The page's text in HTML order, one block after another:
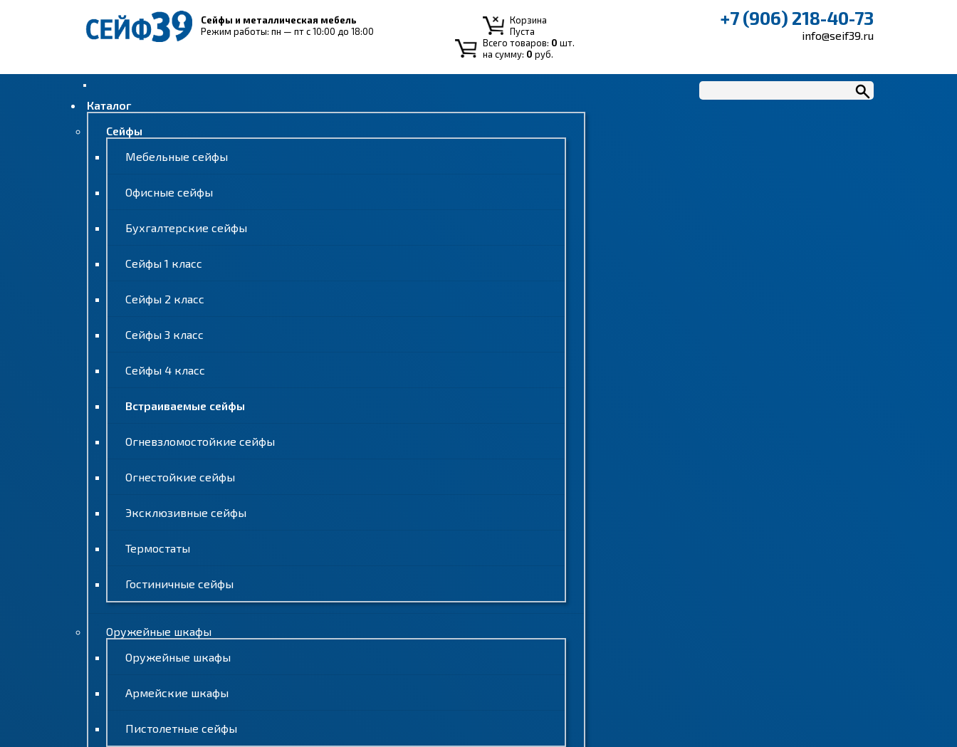
Сейфы и металлическая мебель
Режим работы: пн — пт с 10:00 до 18:00
Корзина
Пуста
Всего товаров: 0 шт.
на сумму: 0 руб.
+7 (906) 218-40-73
info@seif39.ru
Каталог
Сейфы
Мебельные сейфы
Офисные сейфы
Бухгалтерские сейфы
Сейфы 1 класс
Сейфы 2 класс
Сейфы 3 класс
Сейфы 4 класс
Встраиваемые сейфы
Огневзломостойкие сейфы
Огнестойкие сейфы
Эксклюзивные сейфы
Термостаты
Гостиничные сейфы
Оружейные шкафы
Оружейные шкафы
Армейские шкафы
Пистолетные сейфы